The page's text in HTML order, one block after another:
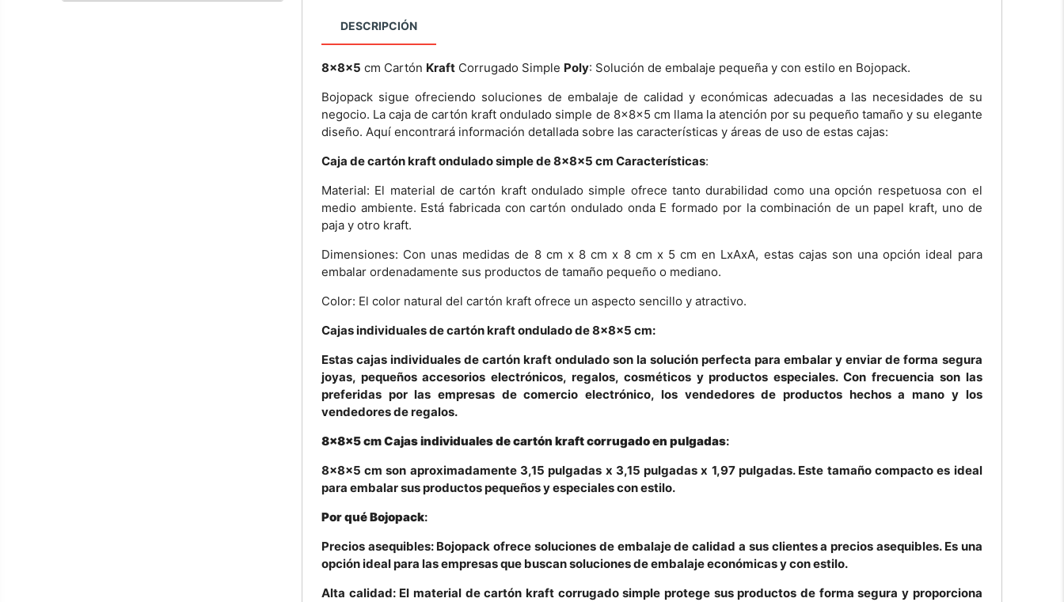
DESCRIPCIÓN
8x8x5 cm Cartón KraftCorrugado Simple Poly: Solución de embalaje pequeña y con estilo en Bojopack.
Bojopack sigue ofreciendo soluciones de embalaje de calidad y económicas adecuadas a las necesidades de su
negocio. La caja de cartón kraft ondulado simple de 8x8x5 cm llama la atención por su pequeño tamaño y su elegante
diseño. Aquí encontrará información detallada sobre las características y áreas de uso de estas cajas:
Caja de cartón kraft ondulado simple de 8x8x5 cm Características:
Material: El material de cartón kraft ondulado simple ofrece tanto durabilidad como una opción respetuosa con el
medio ambiente. Está fabricada con cartón ondulado onda E formado por la combinación de un papel kraft, uno de
paja y otro kraft.
Dimensiones: Con unas medidas de 8 cm x 8 cm x 8 cm x 5 cm en LxAxA, estas cajas son una opción ideal para
embalar ordenadamente sus productos de tamaño pequeño o mediano.
Color: El color natural del cartón kraft ofrece un aspecto sencillo y atractivo.
Cajas individuales de cartón kraft ondulado de 8x8x5 cm:
Estas cajas individuales de cartón kraft ondulado son la solución perfecta para embalar y enviar de forma segura
joyas, pequeños accesorios electrónicos, regalos, cosméticos y productos especiales. Con frecuencia son las
preferidas por las empresas de comercio electrónico, los vendedores de productos hechos a mano y los
vendedores de regalos.
8x8x5 cm Cajas individuales de cartón kraft corrugado en pulgadas:
8x8x5 cm son aproximadamente 3,15 pulgadas x 3,15 pulgadas x 1,97 pulgadas. Este tamaño compacto es ideal
para embalar sus productos pequeños y especiales con estilo.
Por qué Bojopack:
Precios asequibles: Bojopack ofrece soluciones de embalaje de calidad a sus clientes a precios asequibles. Es una
opción ideal para las empresas que buscan soluciones de embalaje económicas y con estilo.
Alta calidad: El material de cartón kraft corrugado simple protege sus productos de forma segura y proporciona